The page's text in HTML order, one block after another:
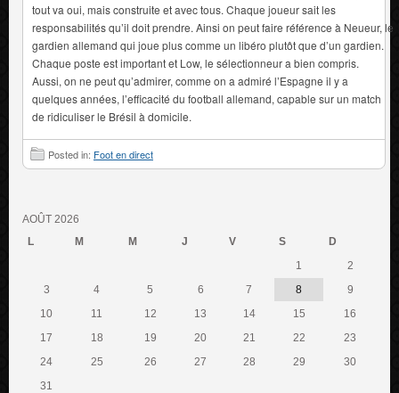
tout va oui, mais construite et avec tous. Chaque joueur sait les
responsabilités qu’il doit prendre. Ainsi on peut faire référence à Neueur, le
gardien allemand qui joue plus comme un libéro plutôt que d’un gardien.
Chaque poste est important et Low, le sélectionneur a bien compris.
Aussi, on ne peut qu’admirer, comme on a admiré l’Espagne il y a
quelques années, l’efficacité du football allemand, capable sur un match
de ridiculiser le Brésil à domicile.
Posted in: Foot en direct
AOÛT 2026
L
M M J V S D
1
2
3
4 5 6 7 8
9
10
11 12 13 14 15
16
17
18 19 20 21 22
23
24
25 26 27 28 29
30
31